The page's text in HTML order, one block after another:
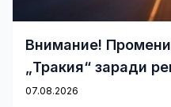
Внимание!
„Тракия“ заради
07.08.2026